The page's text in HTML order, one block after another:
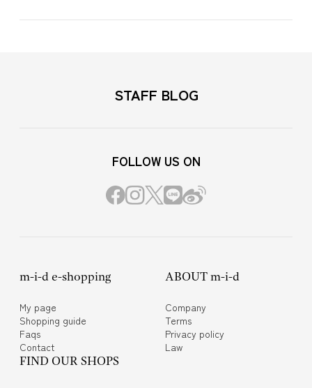
STAFF BLOG
FOLLOW US ON
m-i-d e-shopping
My page
Shopping guide
Faqs
Contact
ABOUT m-i-d
Company
Terms
Privacy policy
Law
FIND OUR SHOPS